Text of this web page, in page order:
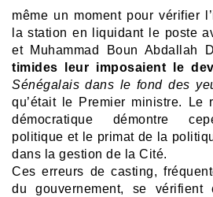
même un moment pour vérifier
la station en liquidant le poste
et Muhammad Boun Abdallah
timides leur imposaient le
Sénégalais dans le fond des
qu’était le Premier ministre. Le
démocratique démontre
politique et le primat de la
dans la gestion de la Cité.
Ces erreurs de casting,
du gouvernement, se vérifient